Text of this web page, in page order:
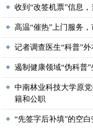
收到“改签机票”信息
高温“催热”上门服务
记者调查医生“科普”
遏制健康领域“伪科普”
中南林业科技大学原
籍和公职
“先签字后补填”的空